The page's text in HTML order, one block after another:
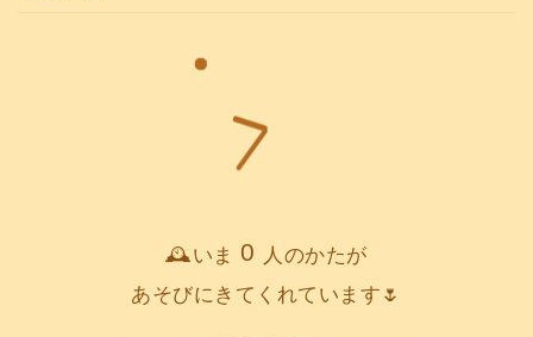
🕰️いま0 人のかたが
あそびにきてくれています🌷